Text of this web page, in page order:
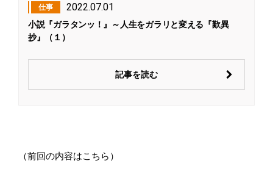
仕事 2022.07.01
小説『ガラタンッ！』～人生をガラリと変える『歎異
抄』（１）
記事を読む
（前回の内容はこちら）